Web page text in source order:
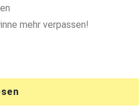
mehr verpassen!